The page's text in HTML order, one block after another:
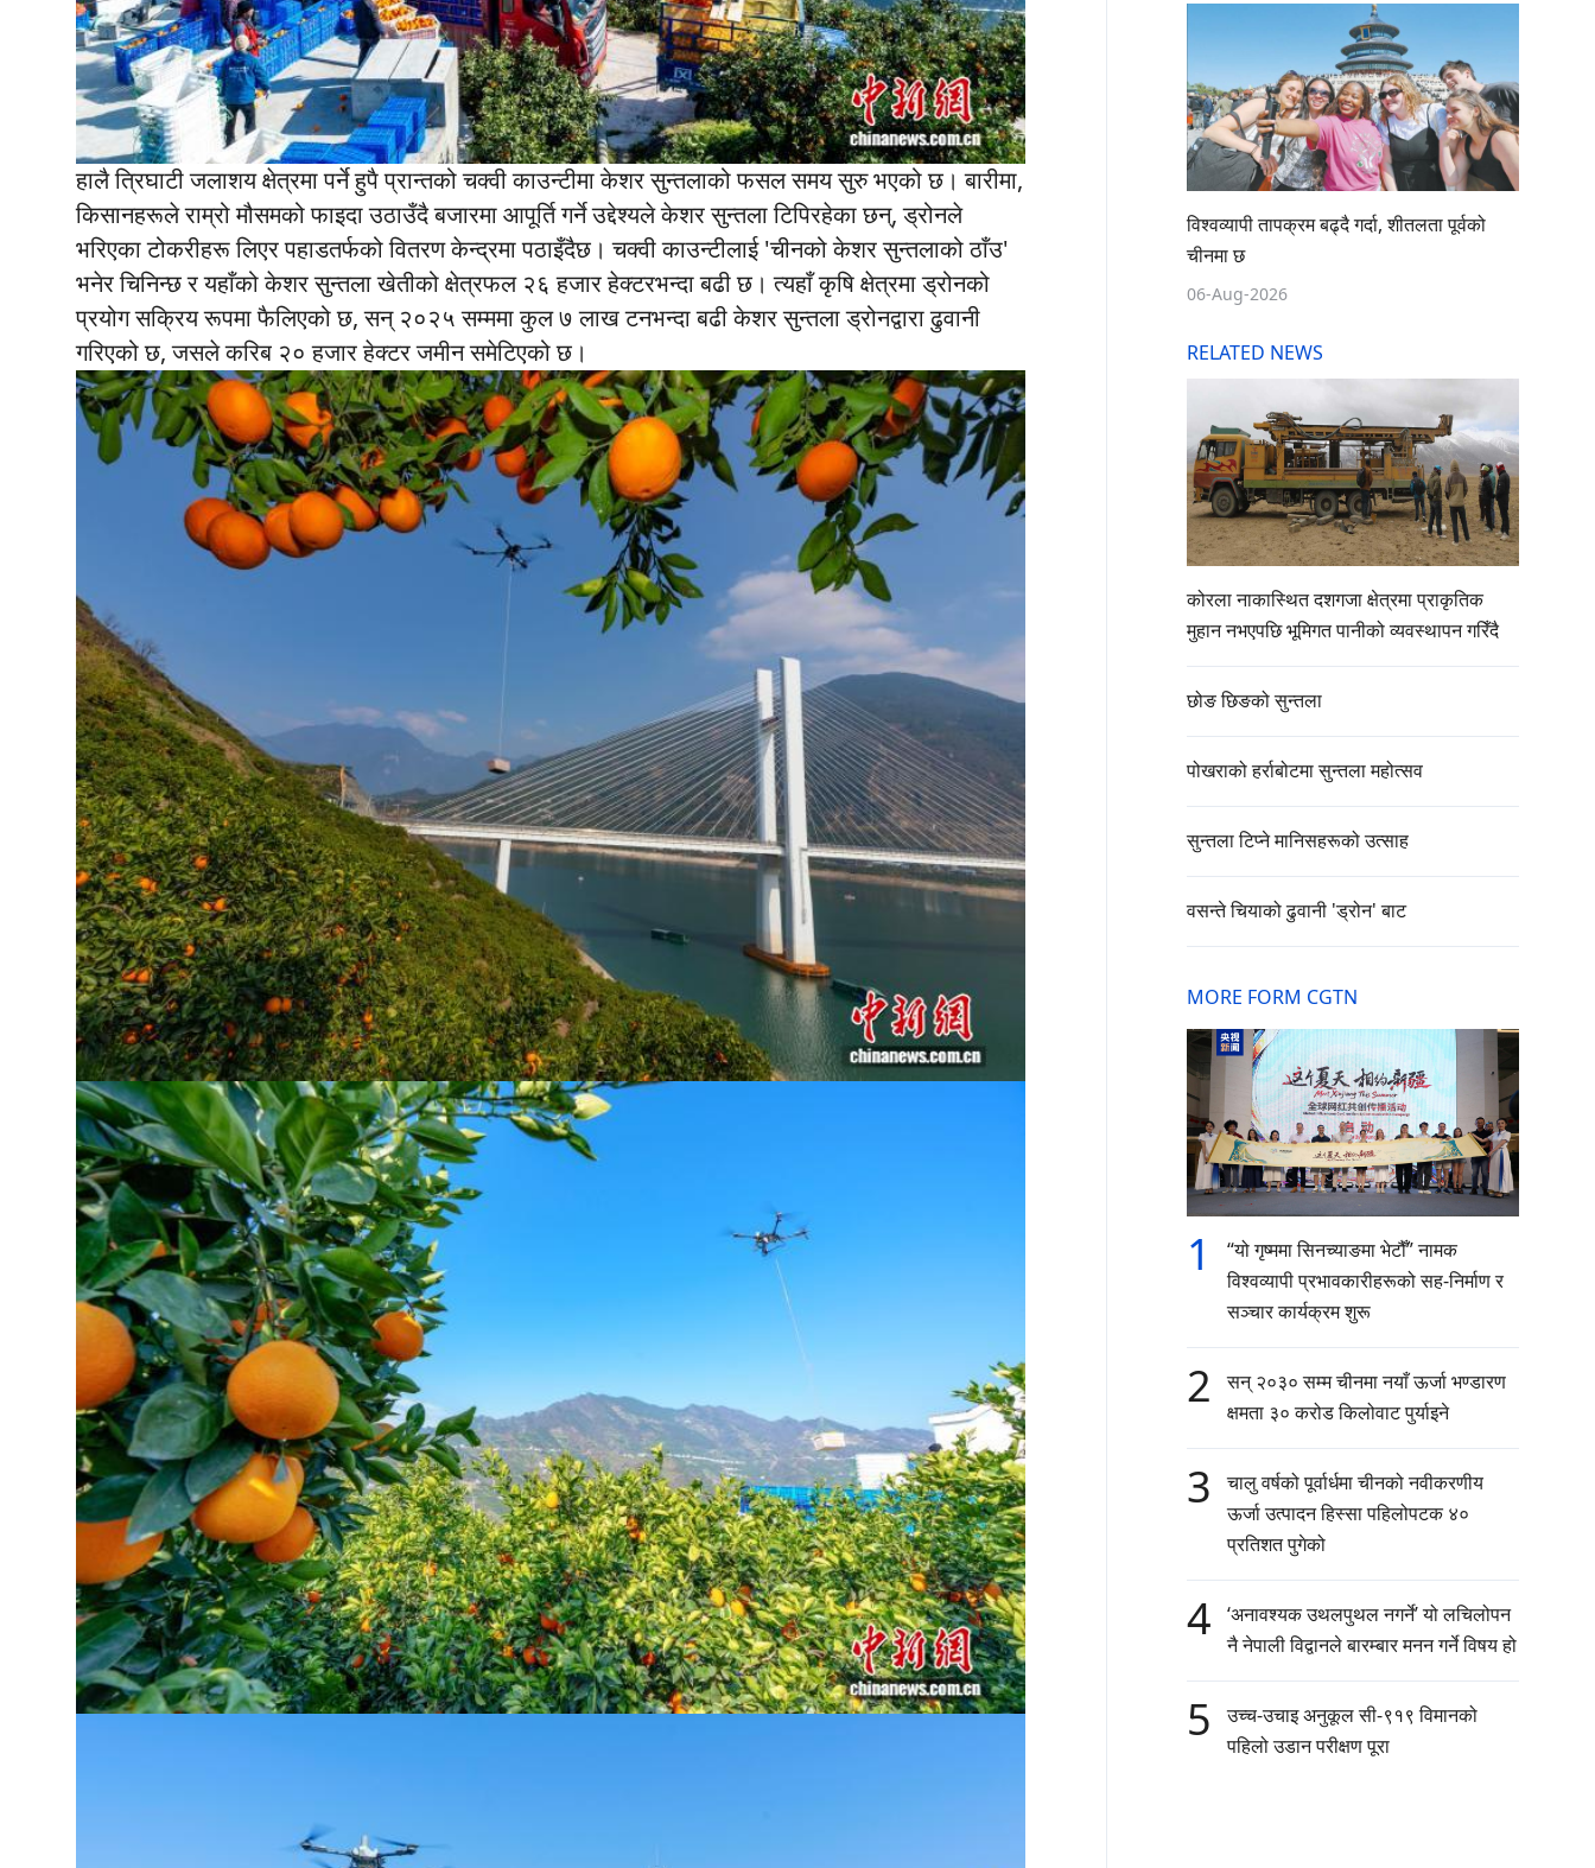
हालै त्रिघाटी जलाशय क्षेत्रमा पर्ने हुपै प्रान्तको चक्वी काउन्टीमा केशर सुन्तलाको फसल समय सुरु भएको छ। बारीमा,
किसानहरूले राम्रो मौसमको फाइदा उठाउँदै बजारमा आपूर्ति गर्ने उद्देश्यले केशर सुन्तला टिपिरहेका छन्, ड्रोनले
भरिएका टोकरीहरू लिएर पहाडतर्फको वितरण केन्द्रमा पठाइँदैछ। चक्वी काउन्टीलाई 'चीनको केशर सुन्तलाको ठाँउ'
भनेर चिनिन्छ र यहाँको केशर सुन्तला खेतीको क्षेत्रफल २६ हजार हेक्टरभन्दा बढी छ। त्यहाँ कृषि क्षेत्रमा ड्रोनको
प्रयोग सक्रिय रूपमा फैलिएको छ, सन् २०२५ सम्ममा कुल ७ लाख टनभन्दा बढी केशर सुन्तला ड्रोनद्वारा ढुवानी
गरिएको छ, जसले करिब २० हजार हेक्टर जमीन समेटिएको छ।
विश्वव्यापी तापक्रम बढ्दै गर्दा, शीतलता पूर्वको
चीनमा छ
06-Aug-2026
RELATED NEWS
कोरला नाकास्थित दशगजा क्षेत्रमा प्राकृतिक
मुहान नभएपछि भूमिगत पानीको व्यवस्थापन गरिँदै
छोङ छिङको सुन्तला
पोखराको हर्राबोटमा सुन्तला महोत्सव
सुन्तला टिप्ने मानिसहरूको उत्साह
वसन्ते चियाको ढुवानी 'ड्रोन' बाट
MORE FORM CGTN
1
“यो गृष्ममा सिनच्याङमा भेटौँ” नामक
विश्वव्यापी प्रभावकारीहरूको सह-निर्माण र
सञ्चार कार्यक्रम शुरू
2
सन् २०३० सम्म चीनमा नयाँ ऊर्जा भण्डारण
क्षमता ३० करोड किलोवाट पुर्याइने
3
चालु वर्षको पूर्वार्धमा चीनको नवीकरणीय
ऊर्जा उत्पादन हिस्सा पहिलोपटक ४०
प्रतिशत पुगेको
4
‘अनावश्यक उथलपुथल नगर्ने’ यो लचिलोपन
नै नेपाली विद्वानले बारम्बार मनन गर्ने विषय हो
5
उच्च-उचाइ अनुकूल सी-९१९ विमानको
पहिलो उडान परीक्षण पूरा